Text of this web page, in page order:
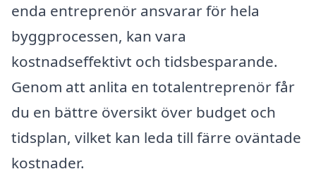
enda entreprenör ansvarar för hela
byggprocessen, kan vara
kostnadseffektivt och tidsbesparande.
Genom att anlita en totalentreprenör får
du en bättre översikt över budget och
tidsplan, vilket kan leda till färre oväntade
kostnader.